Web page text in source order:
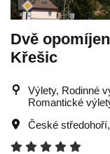
Dvě
Křešic
Výlety, Rodinné
Romantické
České středohoří,